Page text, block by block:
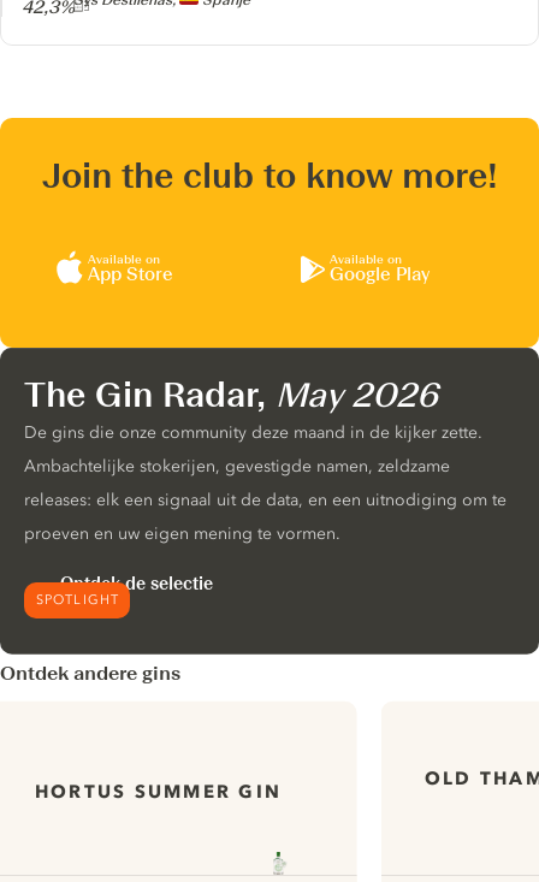
42,3%
Join the club to know more!
Available on
App Store
Available on
Google Play
SPOTLIGHT
The Gin Radar, May 2026
De gins die onze community deze maand in de kijker zette.
Ambachtelijke stokerijen, gevestigde namen, zeldzame
releases: elk een signaal uit de data, en een uitnodiging om te
proeven en uw eigen mening te vormen.
Ontdek de selectie
Ontdek andere gins
HORTUS SUMMER GIN
OLD